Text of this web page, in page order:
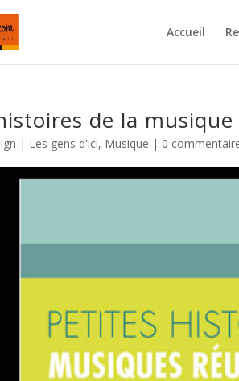
Accueil
de la
| Les gens d'ici, Musique | 0